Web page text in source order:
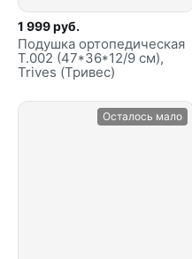
1 999 руб.
Подушка ортопедическая
Т.002 (47*36*12/9 см),
Trives (Тривес)
Осталось мало